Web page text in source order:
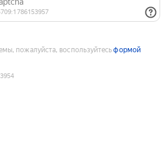
пожалуйста, воспользуйтесьформой